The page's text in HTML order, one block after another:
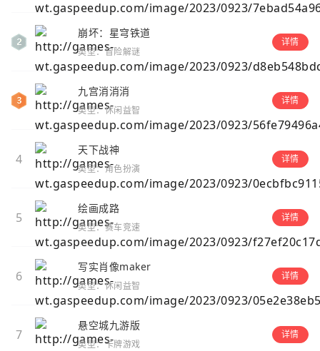
崩坏：星穹铁道
类型：冒险解谜
详情
九宫消消消
类型：休闲益智
详情
4
天下战神
类型：角色扮演
详情
5
绘画成路
类型：赛车竞速
详情
6
写实肖像maker
类型：休闲益智
详情
7
悬空城九游版
类型：卡牌游戏
详情